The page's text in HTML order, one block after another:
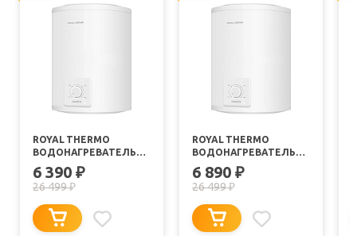
ROYAL THERMO
ВОДОНАГРЕВАТЕЛЬ
НАКОПИТЕЛЬНЫЙ
GENIE ECO RWH 10 U
6 390 ₽
26 499₽
ROYAL THERMO
ВОДОНАГРЕВАТЕЛЬ
НАКОПИТЕЛЬНЫЙ
GENIE ECO RWH 10 O
6 890 ₽
26 499₽